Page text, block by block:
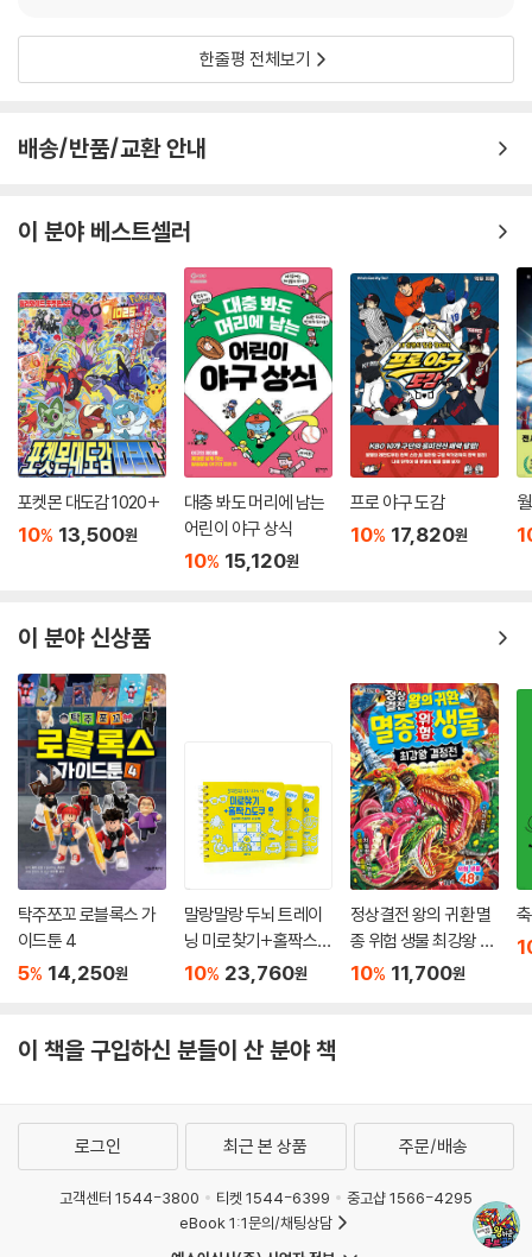
한줄평 전체보기
배송/반품/교환 안내
이 분야 베스트셀러
포켓몬 대도감 1020+
10% 13,500원
대충 봐도 머리에 남는
어린이 야구 상식
10% 15,120원
프로 야구 도감
10% 17,820원
이 분야 신상품
탁주쪼꼬 로블록스 가
이드툰 4
5% 14,250원
말랑말랑 두뇌 트레이
닝 미로찾기+홀짝스도
쿠 1~3 세트
10% 23,760원
정상결전 왕의 귀환 멸
종 위험 생물 최강왕 결
정전
10% 11,700원
이 책을 구입하신 분들이 산 분야 책
로그인 최근 본 상품 주문/배송
고객센터 1544-3800 티켓 1544-6399
중고샵 1566-4295
eBook 1:1문의/채팅상담